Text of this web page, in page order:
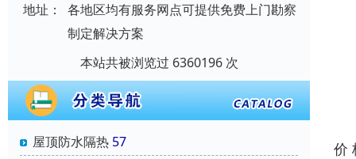
地址：
各地区均有服务网点可提供免费上门勘察
制定解决方案
本站共被浏览过 6360196 次
屋顶防水隔热 57
价